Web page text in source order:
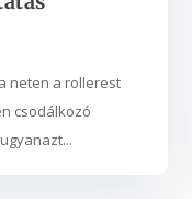
neten a rollerest
csodálkozó